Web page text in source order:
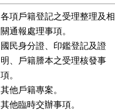
各項戶籍登記之受理整理及相
關通報處理事項。
國民身分證、印鑑登記及證
明、戶籍謄本之受理核發事
項。
其他戶籍專案。
其他臨時交辦事項。